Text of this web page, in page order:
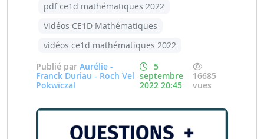
pdf ce1d mathématiques 2022
Vidéos CE1D Mathématiques
vidéos ce1d mathématiques 2022
Publié par Aurélie -
Franck Duriau - Roch Vel
Pokwiczal
5
septembre
2022 20:45
16685
vues